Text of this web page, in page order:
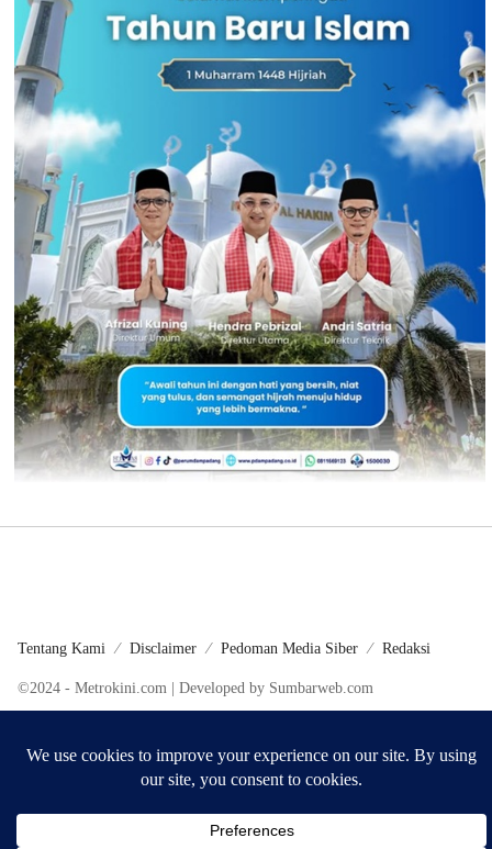
Tentang Kami Disclaimer Pedoman Media Siber Redaksi
©2024 - Metrokini.com | Developed by Sumbarweb.com